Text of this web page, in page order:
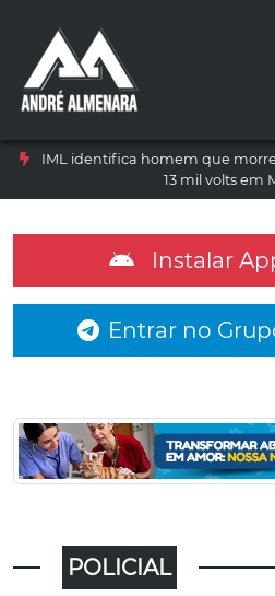
IML identifica homem que
13 mil volts em
Instalar
Entrar no
POLICIAL